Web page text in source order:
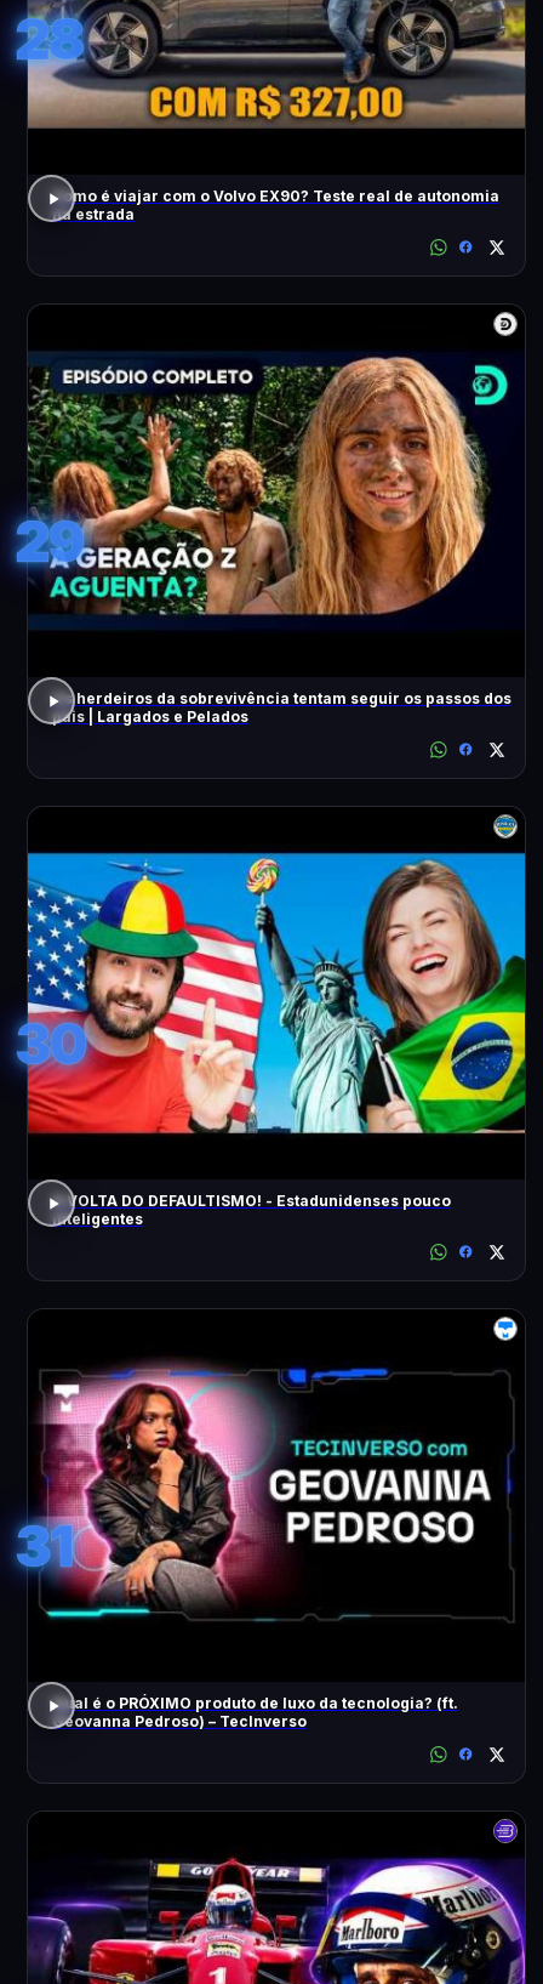
28
Como é viajar com o Volvo EX90? Teste real de autonomia
na estrada
29
Os herdeiros da sobrevivência tentam seguir os passos dos
pais | Largados e Pelados
30
A VOLTA DO DEFAULTISMO! - Estadunidenses pouco
inteligentes
31
Qual é o PRÓXIMO produto de luxo da tecnologia? (ft.
Geovanna Pedroso) – TecInverso